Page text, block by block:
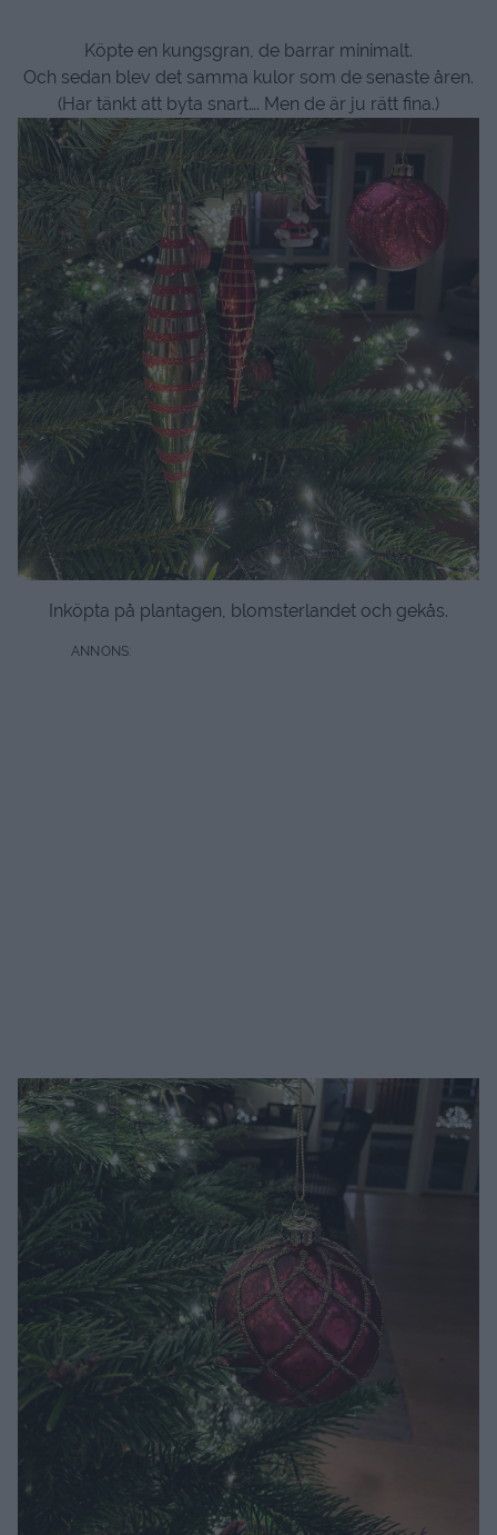
Köpte en kungsgran, de barrar minimalt.
Och sedan blev det samma kulor som de senaste åren.
(Har tänkt att byta snart…. Men de är ju rätt fina.)
Inköpta på plantagen, blomsterlandet och gekås.